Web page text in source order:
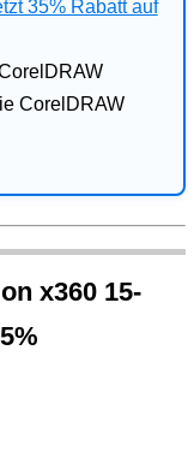
35% Rabatt auf
CorelDRAW
x360 15-